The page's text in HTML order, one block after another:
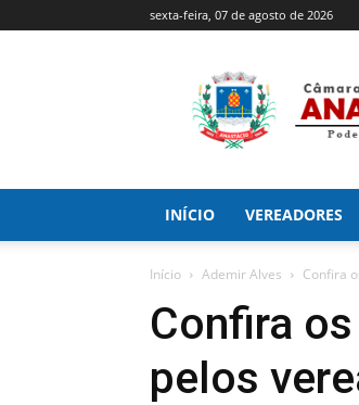
sexta-feira, 07 de agosto de 2026
de
INÍCIO VEREADORES
Início Ademir Alves Confira
Confira
pelos